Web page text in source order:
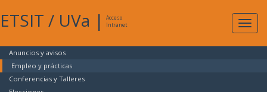
ETSIT / UVa |
Acceso
Intranet
Anuncios y avisos
Empleo y prácticas
Conferencias y Talleres